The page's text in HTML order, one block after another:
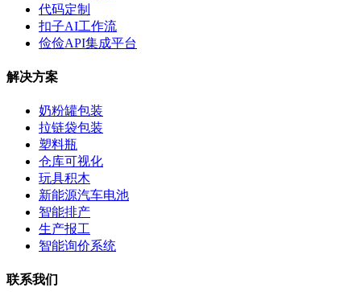
代码定制
扣子AI工作流
俭俭API集成平台
解决方案
奶粉罐包装
拉链袋包装
塑料瓶
仓库可视化
玩具积木
新能源汽车电池
智能排产
生产报工
智能询价系统
联系我们